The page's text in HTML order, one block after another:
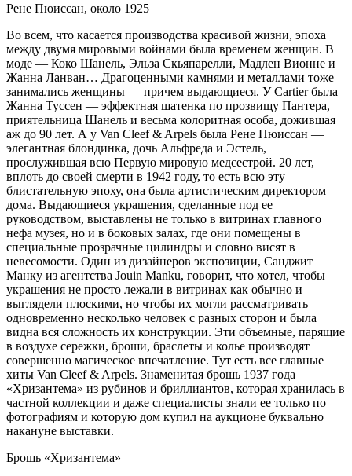
Рене Пюиссан, около 1925
Во всем, что касается производства красивой жизни, эпоха
между двумя мировыми войнами была временем женщин. В
моде — Коко Шанель, Эльза Скьяпарелли, Мадлен Вионне и
Жанна Ланван… Драгоценными камнями и металлами тоже
занимались женщины — причем выдающиеся. У Cartier была
Жанна Туссен — эффектная шатенка по прозвищу Пантера,
приятельница Шанель и весьма колоритная особа, дожившая
аж до 90 лет. А у Van Cleef & Arpels была Рене Пюиссан —
элегантная блондинка, дочь Альфреда и Эстель,
прослужившая всю Первую мировую медсестрой. 20 лет,
вплоть до своей смерти в 1942 году, то есть всю эту
блистательную эпоху, она была артистическим директором
дома. Выдающиеся украшения, сделанные под ее
руководством, выставлены не только в витринах главного
нефа музея, но и в боковых залах, где они помещены в
специальные прозрачные цилиндры и словно висят в
невесомости. Один из дизайнеров экспозиции, Санджит
Манку из агентства Jouin Manku, говорит, что хотел, чтобы
украшения не просто лежали в витринах как обычно и
выглядели плоскими, но чтобы их могли рассматривать
одновременно несколько человек с разных сторон и была
видна вся сложность их конструкции. Эти объемные, парящие
в воздухе сережки, броши, браслеты и колье производят
совершенно магическое впечатление. Тут есть все главные
хиты Van Cleef & Arpels. Знаменитая брошь 1937 года
«Хризантема» из рубинов и бриллиантов, которая хранилась в
частной коллекции и даже специалисты знали ее только по
фотографиям и которую дом купил на аукционе буквально
накануне выставки.
Брошь «Хризантема»